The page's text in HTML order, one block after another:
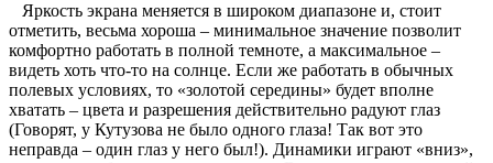
Яркость экрана меняется в широком диапазоне и, стоит
отметить, весьма хороша – минимальное значение позволит
комфортно работать в полной темноте, а максимальное –
видеть хоть что-то на солнце. Если же работать в обычных
полевых условиях, то «золотой середины» будет вполне
хватать – цвета и разрешения действительно радуют глаз
(Говорят, у Кутузова не было одного глаза! Так вот это
неправда – один глаз у него был!). Динамики играют «вниз»,